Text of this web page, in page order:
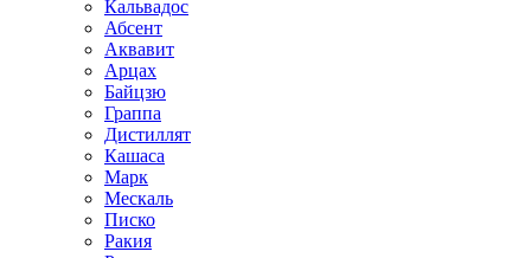
Кальвадос
Абсент
Аквавит
Арцах
Байцзю
Граппа
Дистиллят
Кашаса
Марк
Мескаль
Писко
Ракия